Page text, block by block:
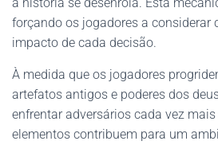
forçando os jogadores a considerar
impacto de cada decisão.
À medida que os jogadores
artefatos antigos e poderes dos
enfrentar adversários cada vez
elementos contribuem para um